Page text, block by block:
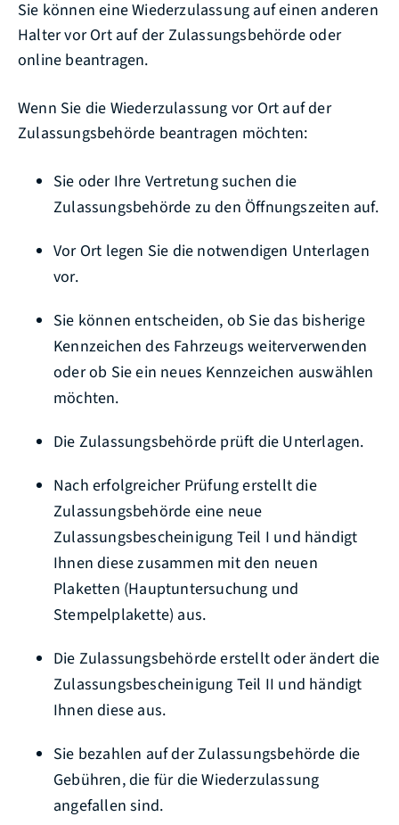
Sie können eine Wiederzulassung auf einen anderen
Halter vor Ort auf der Zulassungsbehörde oder
online beantragen.
Wenn Sie die Wiederzulassung vor Ort auf der
Zulassungsbehörde beantragen möchten:
Sie oder Ihre Vertretung suchen die
Zulassungsbehörde zu den Öffnungszeiten auf.
Vor Ort legen Sie die notwendigen Unterlagen
vor.
Sie können entscheiden, ob Sie das bisherige
Kennzeichen des Fahrzeugs weiterverwenden
oder ob Sie ein neues Kennzeichen auswählen
möchten.
Die Zulassungsbehörde prüft die Unterlagen.
Nach erfolgreicher Prüfung erstellt die
Zulassungsbehörde eine neue
Zulassungsbescheinigung Teil I und händigt
Ihnen diese zusammen mit den neuen
Plaketten (Hauptuntersuchung und
Stempelplakette) aus.
Die Zulassungsbehörde erstellt oder ändert die
Zulassungsbescheinigung Teil II und händigt
Ihnen diese aus.
Sie bezahlen auf der Zulassungsbehörde die
Gebühren, die für die Wiederzulassung
angefallen sind.